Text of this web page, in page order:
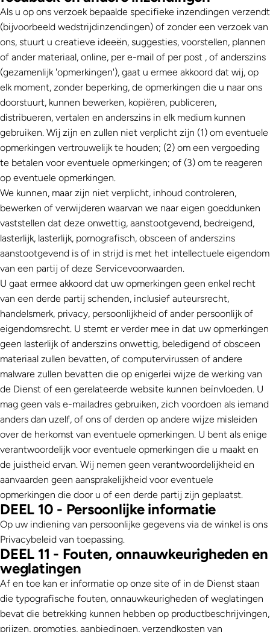
Als u op ons verzoek bepaalde specifieke inzendingen verzendt
(bijvoorbeeld wedstrijdinzendingen) of zonder een verzoek van
ons, stuurt u creatieve ideeën, suggesties, voorstellen, plannen
of ander materiaal, online, per e-mail of per post , of anderszins
(gezamenlijk 'opmerkingen'), gaat u ermee akkoord dat wij, op
elk moment, zonder beperking, de opmerkingen die u naar ons
doorstuurt, kunnen bewerken, kopiëren, publiceren,
distribueren, vertalen en anderszins in elk medium kunnen
gebruiken. Wij zijn en zullen niet verplicht zijn (1) om eventuele
opmerkingen vertrouwelijk te houden; (2) om een ​​vergoeding
te betalen voor eventuele opmerkingen; of (3) om te reageren
op eventuele opmerkingen.
We kunnen, maar zijn niet verplicht, inhoud controleren,
bewerken of verwijderen waarvan we naar eigen goeddunken
vaststellen dat deze onwettig, aanstootgevend, bedreigend,
lasterlijk, lasterlijk, pornografisch, obsceen of anderszins
aanstootgevend is of in strijd is met het intellectuele eigendom
van een partij of deze Servicevoorwaarden.
U gaat ermee akkoord dat uw opmerkingen geen enkel recht
van een derde partij schenden, inclusief auteursrecht,
handelsmerk, privacy, persoonlijkheid of ander persoonlijk of
eigendomsrecht. U stemt er verder mee in dat uw opmerkingen
geen lasterlijk of anderszins onwettig, beledigend of obsceen
materiaal zullen bevatten, of computervirussen of andere
malware zullen bevatten die op enigerlei wijze de werking van
de Dienst of een gerelateerde website kunnen beïnvloeden. U
mag geen vals e-mailadres gebruiken, zich voordoen als iemand
anders dan uzelf, of ons of derden op andere wijze misleiden
over de herkomst van eventuele opmerkingen. U bent als enige
verantwoordelijk voor eventuele opmerkingen die u maakt en
de juistheid ervan. Wij nemen geen verantwoordelijkheid en
aanvaarden geen aansprakelijkheid voor eventuele
opmerkingen die door u of een derde partij zijn geplaatst.
DEEL 10 - Persoonlijke informatie
Op uw indiening van persoonlijke gegevens via de winkel is ons
Privacybeleid van toepassing.
DEEL 11 - Fouten, onnauwkeurigheden en
weglatingen
Af en toe kan er informatie op onze site of in de Dienst staan ​​
die typografische fouten, onnauwkeurigheden of weglatingen
bevat die betrekking kunnen hebben op productbeschrijvingen,
prijzen, promoties, aanbiedingen, verzendkosten van